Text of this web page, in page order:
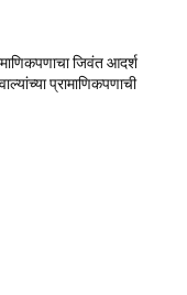
जिवंत आदर्श
प्रामाणिकपणाची